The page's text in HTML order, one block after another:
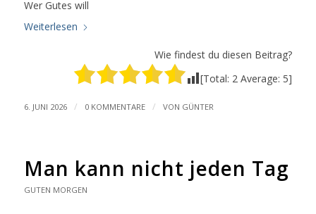
Wer Gutes will
Weiterlesen
Wie findest du diesen Beitrag?
[Total: 2 Average: 5]
6. JUNI 2026 / 0 KOMMENTARE / VON GÜNTER
Man kann nicht jeden Tag
GUTEN MORGEN